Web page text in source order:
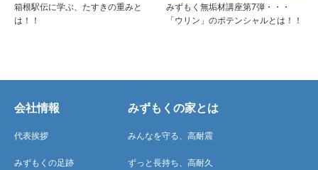
箱根駅伝に学ぶ、たすきの重みと
は！！
みずもく無垢材講座第7弾・・・
「ウリン」のポテンシャルとは！！
会社情報
代表挨拶
みずもくの足跡
みずもくの家とは
みんなを守る、高耐震
ずっと長持ち、高耐久